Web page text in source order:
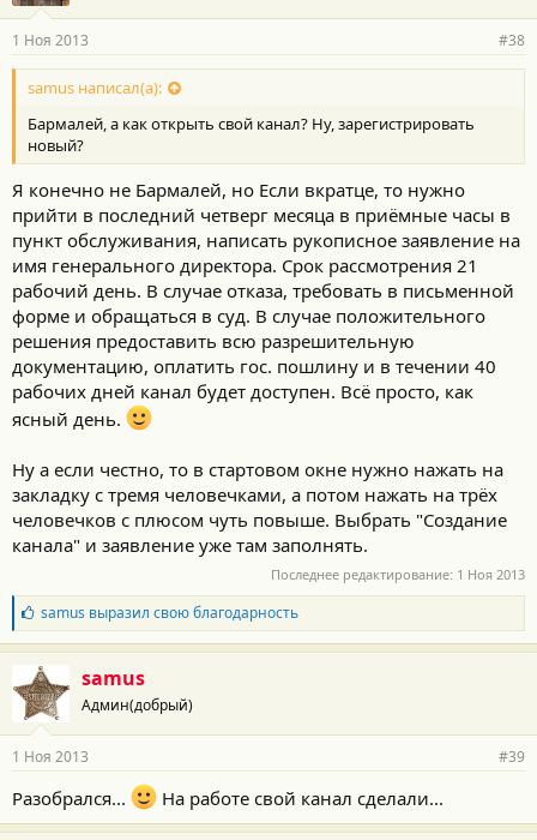
1 Ноя 2013 #38
samus написал(а):
Бармалей, а как открыть свой канал? Ну, зарегистрировать
новый?
Я конечно не Бармалей, но Если вкратце, то нужно
прийти в последний четверг месяца в приёмные часы в
пункт обслуживания, написать рукописное заявление на
имя генерального директора. Срок рассмотрения 21
рабочий день. В случае отказа, требовать в письменной
форме и обращаться в суд. В случае положительного
решения предоставить всю разрешительную
документацию, оплатить гос. пошлину и в течении 40
рабочих дней канал будет доступен. Всё просто, как
ясный день.
Ну а если честно, то в стартовом окне нужно нажать на
закладку с тремя человечками, а потом нажать на трёх
человечков с плюсом чуть повыше. Выбрать "Создание
канала" и заявление уже там заполнять.
Последнее редактирование: 1 Ноя 2013
Б
л
а
г
о
д
а
н
с
т
samus выразил свою благодарность
samus
Админ(добрый)
1 Ноя 2013 #39
Разобрался... На работе свой канал сделали...